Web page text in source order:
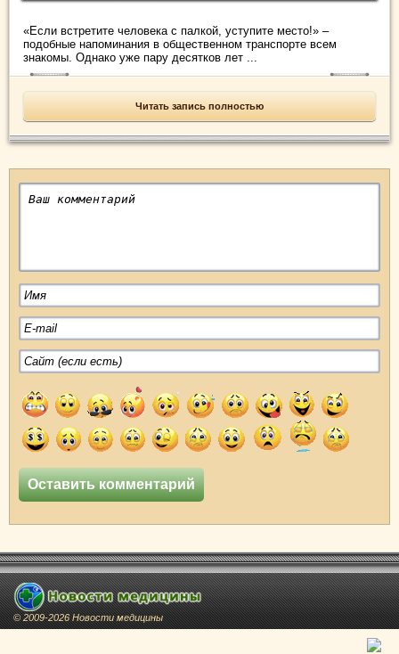
«Если встретите человека с палкой, уступите место!» –
подобные напоминания в общественном транспорте всем
знакомы. Однако уже пару десятков лет ...
Читать запись полностью
© 2009-2026 Новости медицины